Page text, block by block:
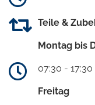
Teile &
Montag bis
07:30 -
Freitag